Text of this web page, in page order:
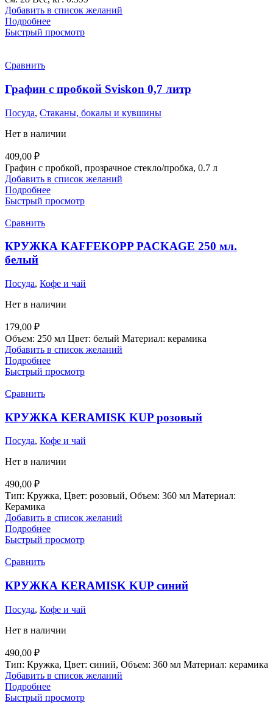
Добавить в список желаний
Подробнее
Быстрый просмотр
Сравнить
Графин с пробкой Sviskon 0,7 литр
Посуда, Стаканы, бокалы и кувшины
Нет в наличии
409,00 ₽
Графин с пробкой, прозрачное стекло/пробка, 0.7 л
Добавить в список желаний
Подробнее
Быстрый просмотр
Сравнить
КРУЖКА KAFFEKOPP PACKAGE 250 мл.
белый
Посуда, Кофе и чай
Нет в наличии
179,00 ₽
Объем: 250 мл Цвет: белый Материал: керамика
Добавить в список желаний
Подробнее
Быстрый просмотр
Сравнить
КРУЖКА KERAMISK KUP розовый
Посуда, Кофе и чай
Нет в наличии
490,00 ₽
Тип: Кружка, Цвет: розовый, Объем: 360 мл Материал:
Керамика
Добавить в список желаний
Подробнее
Быстрый просмотр
Сравнить
КРУЖКА KERAMISK KUP синий
Посуда, Кофе и чай
Нет в наличии
490,00 ₽
Тип: Кружка, Цвет: синий, Объем: 360 мл Материал: керамика
Добавить в список желаний
Подробнее
Быстрый просмотр